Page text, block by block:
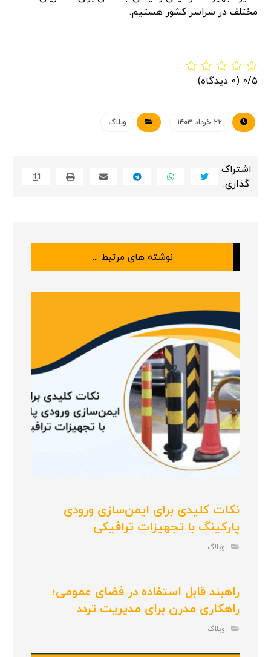
مختلف در سراسر کشور هستیم.
0/5 (0 دیدگاه)
۲۲ خرداد ۱۴۰۳ وبلاگ
نوشته های مرتبط ...
نکات کلیدی برای ایمن‌سازی ورودی
پارکینگ با تجهیزات ترافیکی
وبلاگ
راهبند قابل استفاده در فضای عمومی؛
راهکاری مدرن برای مدیریت تردد
وبلاگ